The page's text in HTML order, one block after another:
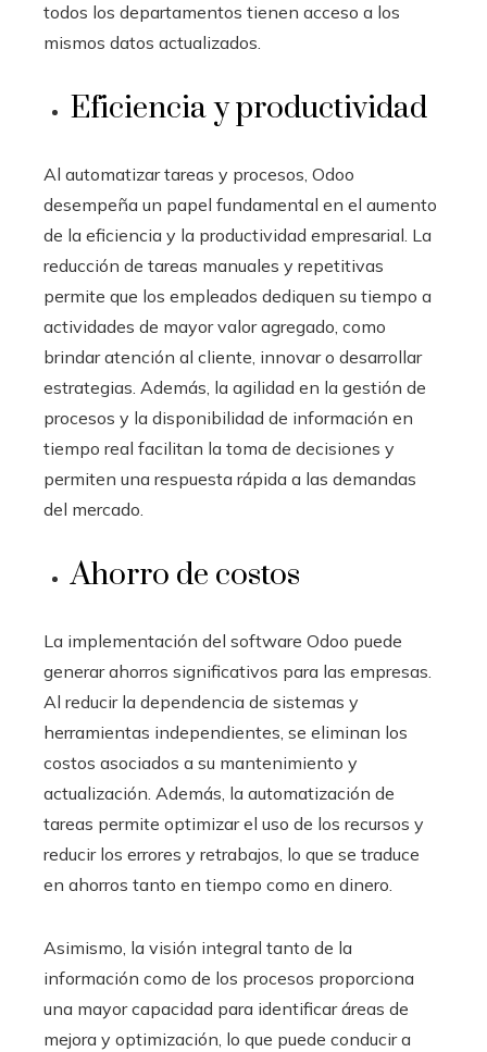
todos los departamentos tienen acceso a los
mismos datos actualizados.
Eficiencia y productividad
Al automatizar tareas y procesos, Odoo
desempeña un papel fundamental en el aumento
de la eficiencia y la productividad empresarial. La
reducción de tareas manuales y repetitivas
permite que los empleados dediquen su tiempo a
actividades de mayor valor agregado, como
brindar atención al cliente, innovar o desarrollar
estrategias. Además, la agilidad en la gestión de
procesos y la disponibilidad de información en
tiempo real facilitan la toma de decisiones y
permiten una respuesta rápida a las demandas
del mercado.
Ahorro de costos
La implementación del software Odoo puede
generar ahorros significativos para las empresas.
Al reducir la dependencia de sistemas y
herramientas independientes, se eliminan los
costos asociados a su mantenimiento y
actualización. Además, la automatización de
tareas permite optimizar el uso de los recursos y
reducir los errores y retrabajos, lo que se traduce
en ahorros tanto en tiempo como en dinero.
Asimismo, la visión integral tanto de la
información como de los procesos proporciona
una mayor capacidad para identificar áreas de
mejora y optimización, lo que puede conducir a